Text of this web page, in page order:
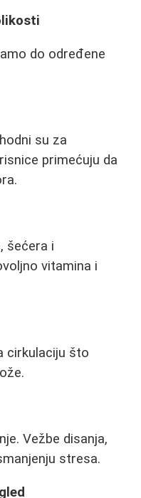
do određene
su za
primećuju da
šećera i
vitamina i
cirkulaciju što
Vežbe disanja,
stresa.